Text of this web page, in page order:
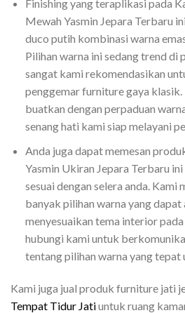
Finishing yang teraplikasi pada
Mewah Yasmin Jepara Terbaru
duco putih kombinasi warna
Pilihan warna ini sedang trend di
sangat kami rekomendasikan
penggemar furniture gaya
buatkan dengan perpaduan
senang hati kami siap melayani
Anda juga dapat memesan
Yasmin Ukiran Jepara Terbaru
sesuai dengan selera anda. Kami
banyak pilihan warna yang dapat
menyesuaikan tema interior
hubungi kami untuk
tentang pilihan warna yang tepat
Kami juga jual produk furniture jati
Tempat Tidur Jatiuntuk ruang